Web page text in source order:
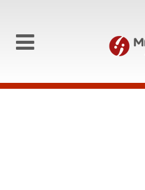
to
Skip to content